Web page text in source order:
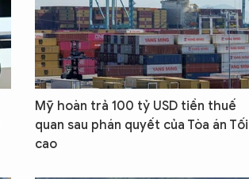
Mỹ hoàn trả 100 tỷ USD tiền thuế
quan sau phán quyết của Tòa án Tối
cao